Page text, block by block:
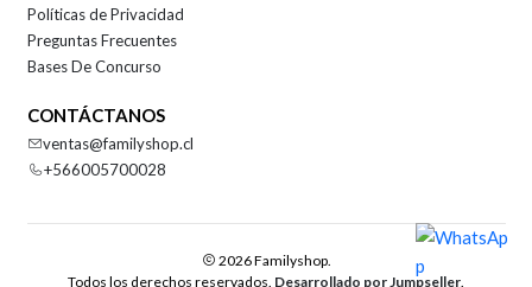
Políticas de Privacidad
Preguntas Frecuentes
Bases De Concurso
CONTÁCTANOS
ventas@familyshop.cl
+566005700028
2026 Familyshop.
Todos los derechos reservados. Desarrollado por Jumpseller.